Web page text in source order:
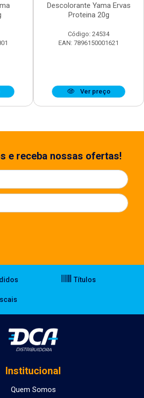
Descolorante Yama Ervas
Proteina 20g
Código: 24534
EAN: 7896150001621
Ver preço
e receba nossas ofertas!
Títulos
Institucional
Quem Somos